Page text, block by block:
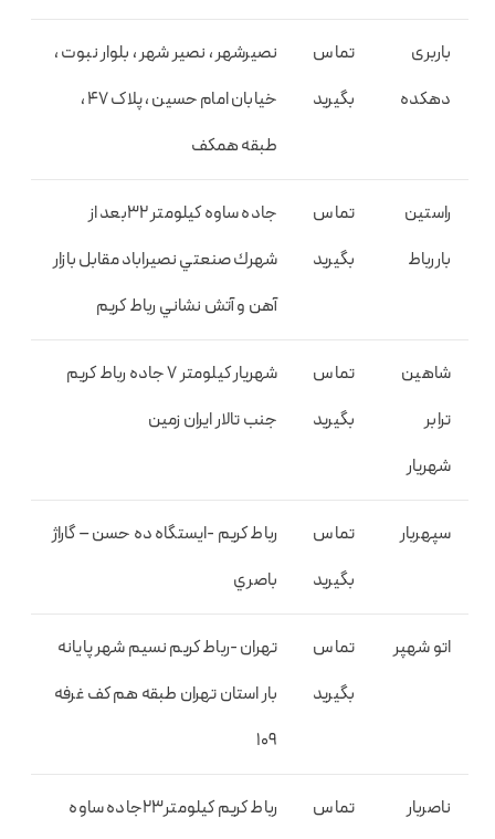
باربری
دهکده
تماس
بگیرید
نصیرشهر ، نصیر شهر ، بلوار نبوت ،
خیابان امام حسین ، پلاک 47 ،
طبقه همکف
راستين
باررباط
تماس
بگیرید
جاده ساوه كيلومتر ۳۲بعد از
شهرك صنعتي نصيراباد مقابل بازار
آهن و آتش نشاني رباط كريم
شاهين
ترابر
شهريار
تماس
بگیرید
شهريار كيلومتر ۷ جاده رباط كريم
جنب تالار ايران زمين
سپهربار
تماس
بگیرید
رباط كريم -ايستگاه ده حسن – گاراژ
باصري
اتو شهپر
تماس
بگیرید
تهران -رباط كريم نسيم شهر پايانه
بار استان تهران طبقه هم كف غرفه
۱۰۹
ناصربار
تماس
رباط كريم كيلومتر۲۳جاده ساوه